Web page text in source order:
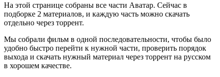
На этой странице собраны все части Аватар. Сейчас в
подборке 2 материалов, и каждую часть можно скачать
отдельно через торрент.
Мы собрали фильм в одной последовательности, чтобы было
удобно быстро перейти к нужной части, проверить порядок
выхода и скачать нужный материал через торрент на русском
в хорошем качестве.